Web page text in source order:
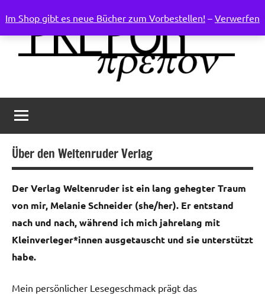
Im Shop gibt es neue Bücher zum Vorbestellen! – Verwerfen
Inhalt
Weltenruder
progressive
Phantastik
Über den Weltenruder Verlag
Der Verlag Weltenruder ist ein lang gehegter Traum
von mir, Melanie Schneider (she/her). Er entstand
nach und nach, während ich mich jahrelang mit
Kleinverleger*innen ausgetauscht und sie unterstützt
habe.
Mein persönlicher Lesegeschmack prägt das